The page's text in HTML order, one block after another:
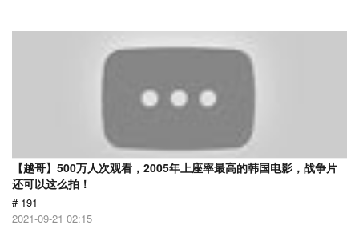
【越哥】500万人次观看，2005年上座率最高的韩国电影，战争片
还可以这么拍！
# 191
2021-09-21 02:15